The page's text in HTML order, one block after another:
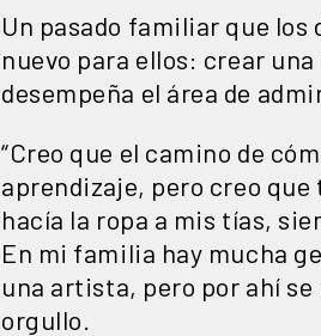
Un pasado familiar que
nuevo para ellos: crear una
desempeña el área de
“Creo que el camino de
aprendizaje, pero creo
hacía la ropa a mis tías,
En mi familia hay mucha
una artista, pero por ahí
orgullo.